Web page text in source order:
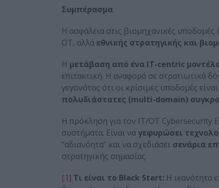
Συμπέρασμα
Η ασφάλεια στις βιομηχανικές
OT, αλλά εθνικής στρατηγικής και
Η μετάβαση από ένα IT-centric
επιτακτική. Η αναφορά σε στρατιωτικά
γεγονότος ότι οι κρίσιμες υποδομές
πολυδιάστατες (multi-domain)
Η πρόκληση για τον IT/OT Cybersecurity
συστήματα. Είναι να γεφυρώσει
“αδιανόητα” και να σχεδιάσει σενάρια
στρατηγικής σημασίας.
[1] Τι είναι το Black Start: Η ικανότητα